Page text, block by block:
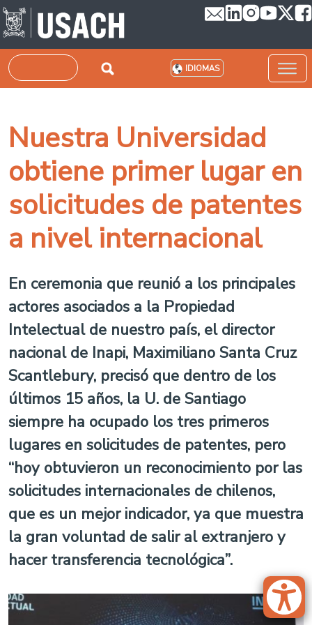
Pasar al contenido principal
Buscar IDIOMAS
Nuestra Universidad
obtiene primer lugar en
solicitudes de patentes
a nivel internacional
En ceremonia que reunió a los principales
actores asociados a la Propiedad
Intelectual de nuestro país, el director
nacional de Inapi, Maximiliano Santa Cruz
Scantlebury, precisó que dentro de los
últimos 15 años, la U. de Santiago
siempre ha ocupado los tres primeros
lugares en solicitudes de patentes, pero
“hoy obtuvieron un reconocimiento por las
solicitudes internacionales de chilenos,
que es un mejor indicador, ya que muestra
la gran voluntad de salir al extranjero y
hacer transferencia tecnológica”.